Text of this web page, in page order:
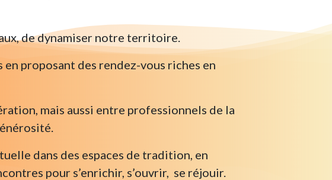
de dynamiser notre territoire.
proposant des rendez-vous riches en
mais aussi entre professionnels de la
dans des espaces de tradition, en
pour s’enrichir, s’ouvrir, se réjouir.